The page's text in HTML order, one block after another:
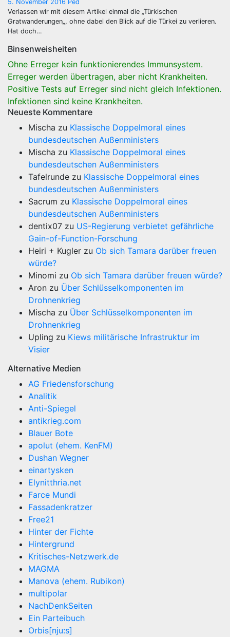
5. November 2016 Ped
Verlassen wir mit diesem Artikel einmal die „Türkischen
Gratwanderungen„, ohne dabei den Blick auf die Türkei zu verlieren.
Hat doch…
Binsenweisheiten
Ohne Erreger kein funktionierendes Immunsystem.
Erreger werden übertragen, aber nicht Krankheiten.
Positive Tests auf Erreger sind nicht gleich Infektionen.
Infektionen sind keine Krankheiten.
Neueste Kommentare
Mischa zu Klassische Doppelmoral eines
bundesdeutschen Außenministers
Mischa zu Klassische Doppelmoral eines
bundesdeutschen Außenministers
Tafelrunde zu Klassische Doppelmoral eines
bundesdeutschen Außenministers
Sacrum zu Klassische Doppelmoral eines
bundesdeutschen Außenministers
dentix07 zu US-Regierung verbietet gefährliche
Gain-of-Function-Forschung
Heiri + Kugler zu Ob sich Tamara darüber freuen
würde?
Minomi zu Ob sich Tamara darüber freuen würde?
Aron zu Über Schlüsselkomponenten im
Drohnenkrieg
Mischa zu Über Schlüsselkomponenten im
Drohnenkrieg
Upling zu Kiews militärische Infrastruktur im
Visier
Alternative Medien
AG Friedensforschung
Analitik
Anti-Spiegel
antikrieg.com
Blauer Bote
apolut (ehem. KenFM)
Dushan Wegner
einartysken
Elynitthria.net
Farce Mundi
Fassadenkratzer
Free21
Hinter der Fichte
Hintergrund
Kritisches-Netzwerk.de
MAGMA
Manova (ehem. Rubikon)
multipolar
NachDenkSeiten
Ein Parteibuch
Orbis[nju:s]